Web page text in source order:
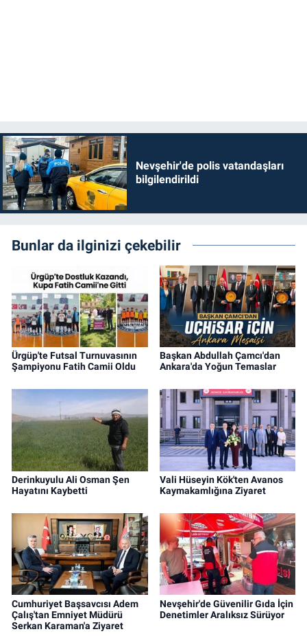
Nevşehir'de polis vatandaşları
bilgilendirildi
Bunlar da ilginizi çekebilir
Ürgüp'te Futsal Turnuvasının
Şampiyonu Fatih Camii Oldu
Başkan Abdullah Çamcı'dan
Ankara'da Yoğun Temaslar
Derinkuyulu Ali Osman Şen
Hayatını Kaybetti
Vali Hüseyin Kök'ten Avanos
Kaymakamlığına Ziyaret
Cumhuriyet Başsavcısı Adem
Çalış'tan Emniyet Müdürü
Serkan Karaman'a Ziyaret
Nevşehir'de Güvenilir Gıda İçin
Denetimler Aralıksız Sürüyor